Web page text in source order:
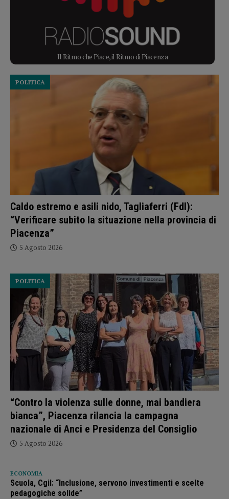
Il Ritmo che Piace, il Ritmo di Piacenza
Caldo estremo e asili nido, Tagliaferri (FdI):
“Verificare subito la situazione nella provincia di
Piacenza”
POLITICA
5 Agosto 2026
“Contro la violenza sulle donne, mai bandiera
bianca”, Piacenza rilancia la campagna
nazionale di Anci e Presidenza del Consiglio
POLITICA
5 Agosto 2026
ECONOMIA
Scuola, Cgil: “Inclusione, servono investimenti e scelte
pedagogiche solide”